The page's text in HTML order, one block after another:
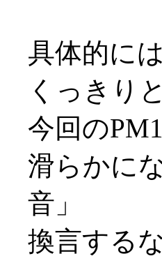
具体的に
くっきり
今回の
滑らかに
音」
換言する